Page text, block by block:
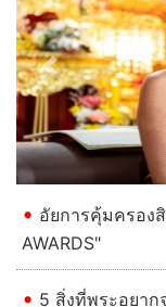
Previous
อัยการคุ้มครอง
AWARDS"
5 สิ่งที่พระอยา